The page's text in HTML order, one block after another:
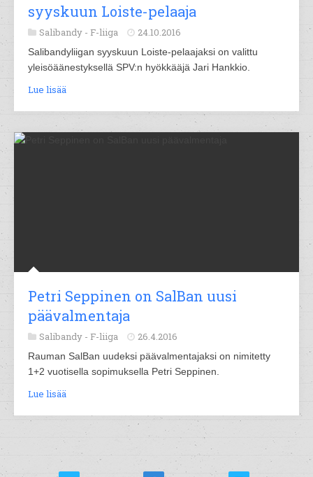
syyskuun Loiste-pelaaja
Salibandy - F-liiga 24.10.2016
Salibandyliigan syyskuun Loiste-pelaajaksi on valittu
yleisöäänestyksellä SPV:n hyökkääjä Jari Hankkio.
Lue lisää
Petri Seppinen on SalBan uusi
päävalmentaja
Salibandy - F-liiga 26.4.2016
Rauman SalBan uudeksi päävalmentajaksi on nimitetty
1+2 vuotisella sopimuksella Petri Seppinen.
Lue lisää